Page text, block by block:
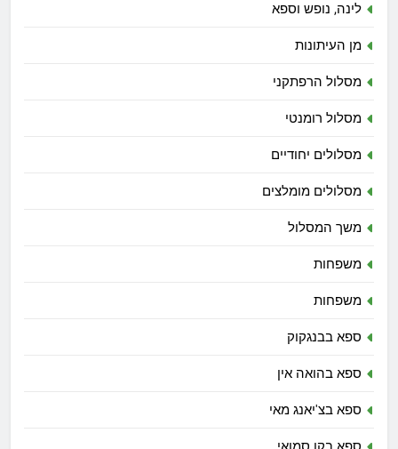
לינה, נופש וספא
מן העיתונות
מסלול הרפתקני
מסלול רומנטי
מסלולים יחודיים
מסלולים מומלצים
משך המסלול
משפחות
משפחות
ספא בבנגקוק
ספא בהואה אין
ספא בצ'יאנג מאי